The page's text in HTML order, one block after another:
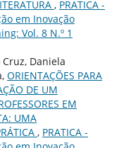
, PRATICA -
em Inovação
Vol. 8 N.º 1
Daniela
ORIENTAÇÕES PARA
DE UM
EM
UMA
, PRATICA -